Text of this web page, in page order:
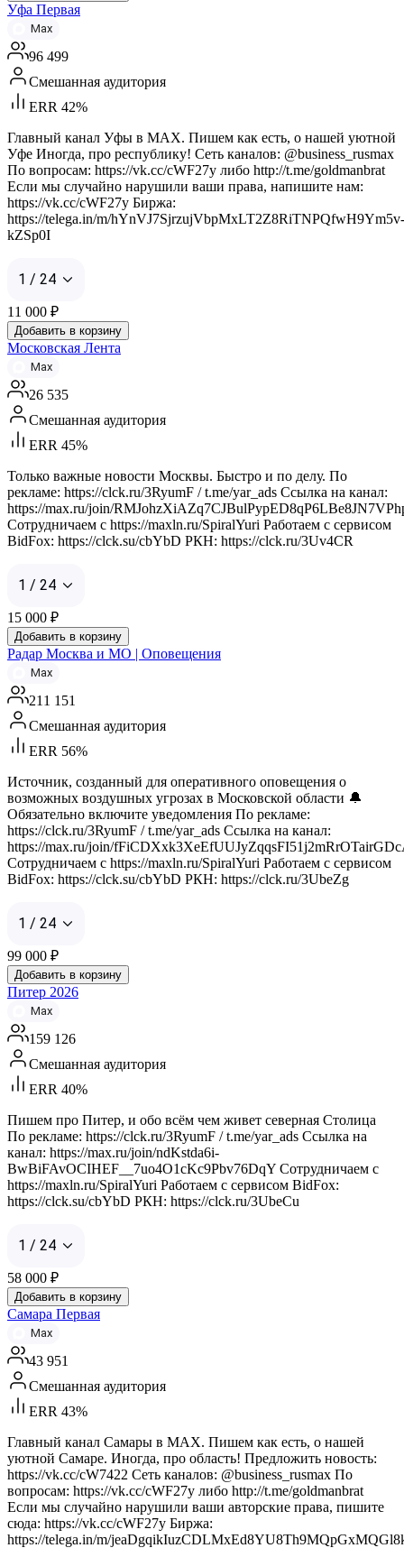
Уфа Первая
Max
96 499
Смешанная аудитория
ERR 42%
Главный канал Уфы в MAX. Пишем как есть, о нашей уютной
Уфе Иногда, про республику! Сеть каналов: @business_rusmax
По вопросам: https://vk.cc/cWF27y либо http://t.me/goldmanbrat
Если мы случайно нарушили ваши права, напишите нам:
https://vk.cc/cWF27y Биржа:
https://telega.in/m/hYnVJ7SjrzujVbpMxLT2Z8RiTNPQfwH9Ym5v-
kZSp0I
1 / 24
11 000 ₽
Добавить в корзину
Московская Лента
Max
26 535
Смешанная аудитория
ERR 45%
Только важные новости Москвы. Быстро и по делу. По
рекламе: https://clck.ru/3RyumF / t.me/yar_ads Ссылка на канал:
https://max.ru/join/
Сотрудничаем с https://maxln.ru/SpiralYuri Работаем с сервисом
BidFox: https://clck.su/cbYbD РКН: https://clck.ru/3Uv4CR
1 / 24
15 000 ₽
Добавить в корзину
Радар Москва и МО | Оповещения
Max
211 151
Смешанная аудитория
ERR 56%
Источник, созданный для оперативного оповещения о
возможных воздушных угрозах в Московской области 🔔
Обязательно включите уведомления По рекламе:
https://clck.ru/3RyumF / t.me/yar_ads Ссылка на канал:
https://max.ru/join/
Сотрудничаем с https://maxln.ru/SpiralYuri Работаем с сервисом
BidFox: https://clck.su/cbYbD РКН: https://clck.ru/3UbeZg
1 / 24
99 000 ₽
Добавить в корзину
Питер 2026
Max
159 126
Смешанная аудитория
ERR 40%
Пишем про Питер, и обо всём чем живет северная Столица
По рекламе: https://clck.ru/3RyumF / t.me/yar_ads Ссылка на
канал: https://max.ru/join/ndKstda6i-
BwBiFAvOCIHEF__7uo4O1cKc9Pbv76DqY Сотрудничаем с
https://maxln.ru/SpiralYuri Работаем с сервисом BidFox:
https://clck.su/cbYbD РКН: https://clck.ru/3UbeCu
1 / 24
58 000 ₽
Добавить в корзину
Самара Первая
Max
43 951
Смешанная аудитория
ERR 43%
Главный канал Самары в MAX. Пишем как есть, о нашей
уютной Самаре. Иногда, про область! Предложить новость:
https://vk.cc/cW7422 Сеть каналов: @business_rusmax По
вопросам: https://vk.cc/cWF27y либо http://t.me/goldmanbrat
Если мы случайно нарушили ваши авторские права, пишите
сюда: https://vk.cc/cWF27y Биржа:
https://telega.in/m/